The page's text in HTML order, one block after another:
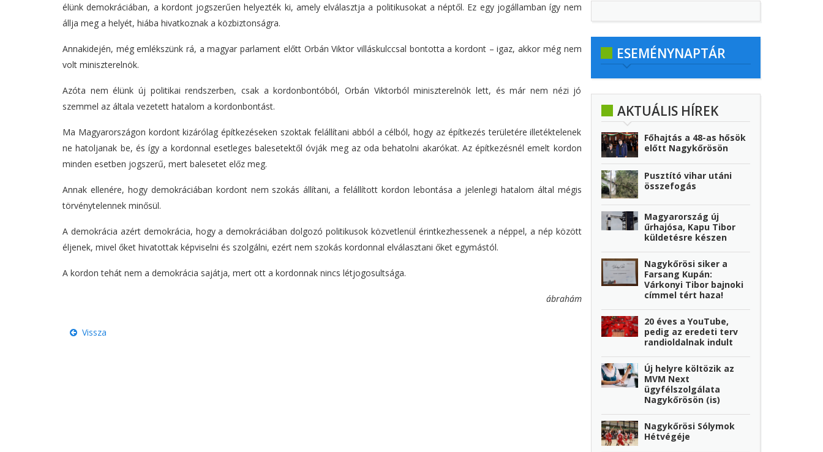
élünk demokráciában, a kordont jogszerűen helyezték ki, amely elválasztja a politikusokat a néptől. Ez egy jogállamban így nem
állja meg a helyét, hiába hivatkoznak a közbiztonságra.
Annakidején, még emlékszünk rá, a magyar parlament előtt Orbán Viktor villáskulccsal bontotta a kordont – igaz, akkor még nem
volt miniszterelnök.
Azóta nem élünk új politikai rendszerben, csak a kordonbontóból, Orbán Viktorból miniszterelnök lett, és már nem nézi jó
szemmel az általa vezetett hatalom a kordonbontást.
Ma Magyarországon kordont kizárólag építkezéseken szoktak felállítani abból a célból, hogy az építkezés területére illetéktelenek
ne hatoljanak be, és így a kordonnal esetleges balesetektől óvják meg az oda behatolni akarókat. Az építkezésnél emelt kordon
minden esetben jogszerű, mert balesetet előz meg.
Annak ellenére, hogy demokráciában kordont nem szokás állítani, a felállított kordon lebontása a jelenlegi hatalom által mégis
törvénytelennek minősül.
A demokrácia azért demokrácia, hogy a demokráciában dolgozó politikusok közvetlenül érintkezhessenek a néppel, a nép között
éljenek, mivel őket hivatottak képviselni és szolgálni, ezért nem szokás kordonnal elválasztani őket egymástól.
A kordon tehát nem a demokrácia sajátja, mert ott a kordonnak nincs létjogosultsága.
ábrahám
Vissza
ESEMÉNYNAPTÁR
AKTUÁLIS HÍREK
Főhajtás a 48-as hősök
előtt Nagykőrösön
Pusztító vihar utáni
összefogás
Magyarország új
űrhajósa, Kapu Tibor
küldetésre készen
Nagykőrösi siker a
Farsang Kupán:
Várkonyi Tibor bajnoki
címmel tért haza!
20 éves a YouTube,
pedig az eredeti terv
randioldalnak indult
Új helyre költözik az
MVM Next
ügyfélszolgálata
Nagykőrösön (is)
Nagykőrösi Sólymok
Hétvégéje